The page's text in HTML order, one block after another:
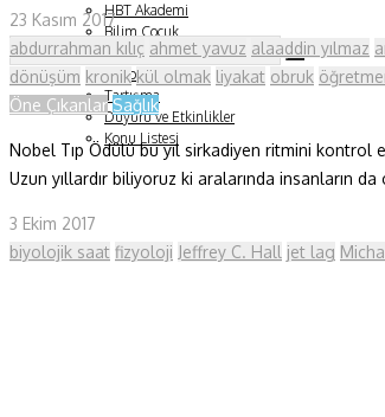
HBT Akademi
Bilim Çocuk
Soru ve Yanıt
Kitap Tanıtımları
Tartışma
Duyuru ve Etkinlikler
Konu Listesi
23 Kasım 2017
abdurrahman kılıç ahmet yavuz alaaddin yılmaz
dönüşüm kronik kül olmak liyakat obruk
Öne Çıkanlar Sağlık
Nobel Tıp Ödülü bu yıl sirkadiyen ritmini kontrol
Uzun yıllardır biliyoruz ki aralarında insanların
3 Ekim 2017
biyolojik saat fizyoloji Jeffrey C. Hall jet lag